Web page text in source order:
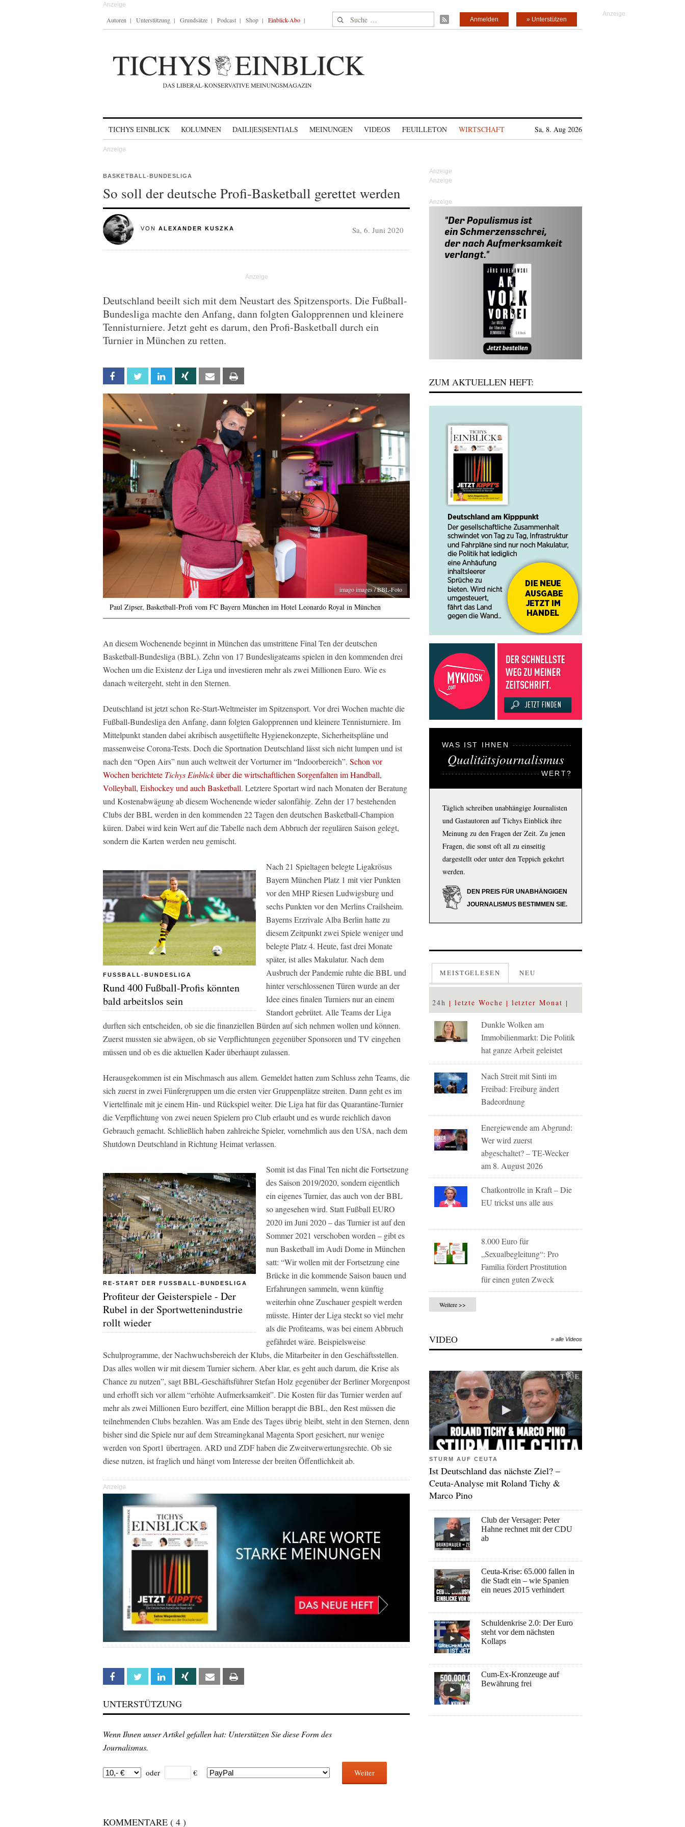
Autoren Unterstützung Grundsätze Podcast Shop Einblick-Abo Suche nach: » Unterstützen
Anmelden
TICHYS EINBLICK KOLUMNEN DAILI|ES|SENTIALS MEINUNGEN VIDEOS FEUILLETON WIRTSCHAFT Sa, 8. Aug 2026
BASKETBALL-BUNDESLIGA
So soll der deutsche Profi-Basketball gerettet werden
VON ALEXANDER KUSZKA Sa, 6. Juni 2020
Deutschland beeilt sich mit dem Neustart des Spitzensports. Die Fußball-
Bundesliga machte den Anfang, dann folgten Galopprennen und kleinere
Tennisturniere. Jetzt geht es darum, den Profi-Basketball durch ein
Turnier in München zu retten.
Facebook Twitter Linkedin Xing Email
imago images / BBL-Foto
Paul Zipser, Basketball-Profi vom FC Bayern München im Hotel Leonardo Royal in München
An diesem Wochenende beginnt in München das umstrittene Final Ten der deutschen
Basketball-Bundesliga (BBL). Zehn von 17 Bundesligateams spielen in den kommenden drei
Wochen um die Existenz der Liga und investieren mehr als zwei Millionen Euro. Wie es
danach weitergeht, steht in den Sternen.
Deutschland ist jetzt schon Re-Start-Weltmeister im Spitzensport. Vor drei Wochen machte die
Fußball-Bundesliga den Anfang, dann folgten Galopprennen und kleinere Tennisturniere. Im
Mittelpunkt standen dabei akribisch ausgetüftelte Hygienekonzepte, Sicherheitspläne und
massenweise Corona-Tests. Doch die Sportnation Deutschland lässt sich nicht lumpen und ist
nach den “Open Airs” nun auch weltweit der Vorturner im “Indoorbereich”. Schon vor
Wochen berichtete Tichys Einblicküber die wirtschaftlichen Sorgenfalten im Handball,
Volleyball, Eishockey und auch Basketball. Letztere Sportart wird nach Monaten der Beratung
und Kostenabwägung ab diesem Wochenende wieder salonfähig. Zehn der 17 bestehenden
Clubs der BBL werden in den kommenden 22 Tagen den deutschen Basketball-Champion
küren. Dabei wird kein Wert auf die Tabelle nach dem Abbruch der regulären Saison gelegt,
sondern die Karten werden neu gemischt.
FUSSBALL-BUNDESLIGA
Rund 400 Fußball-Profis könnten
bald arbeitslos sein
Nach 21 Spieltagen belegte Ligakrösus
Bayern München Platz 1 mit vier Punkten
vor den MHP Riesen Ludwigsburg und
sechs Punkten vor den Merlins Crailsheim.
Bayerns Erzrivale Alba Berlin hatte zu
diesem Zeitpunkt zwei Spiele weniger und
belegte Platz 4. Heute, fast drei Monate
später, ist alles Makulatur. Nach dem
Ausbruch der Pandemie ruhte die BBL und
hinter verschlossenen Türen wurde an der
Idee eines finalen Turniers nur an einem
Standort gebrütet. Alle Teams der Liga
durften sich entscheiden, ob sie die finanziellen Bürden auf sich nehmen wollen und können.
Zuerst mussten sie abwägen, ob sie Verpflichtungen gegenüber Sponsoren und TV eingehen
müssen und ob es die aktuellen Kader überhaupt zulassen.
Herausgekommen ist ein Mischmasch aus allem. Gemeldet hatten zum Schluss zehn Teams, die
sich zuerst in zwei Fünfergruppen um die ersten vier Gruppenplätze streiten. Dann geht es im
Viertelfinale mit je einem Hin- und Rückspiel weiter. Die Liga hat für das Quarantäne-Turnier
die Verpflichtung von zwei neuen Spielern pro Club erlaubt und es wurde reichlich davon
Gebrauch gemacht. Schließlich haben zahlreiche Spieler, vornehmlich aus den USA, nach dem
Shutdown Deutschland in Richtung Heimat verlassen.
RE-START DER FUSSBALL-BUNDESLIGA
Profiteur der Geisterspiele - Der
Rubel in der Sportwettenindustrie
rollt wieder
Somit ist das Final Ten nicht die Fortsetzung
des Saison 2019/2020, sondern eigentlich
ein eigenes Turnier, das auch von der BBL
so angesehen wird. Statt Fußball EURO
2020 im Juni 2020 – das Turnier ist auf den
Sommer 2021 verschoben worden – gibt es
nun Basketball im Audi Dome in München
satt: “Wir wollen mit der Fortsetzung eine
Brücke in die kommende Saison bauen und
Erfahrungen sammeln, wenn künftig
weiterhin ohne Zuschauer gespielt werden
müsste. Hinter der Liga steckt so viel mehr
als die Profiteams, was bei einem Abbruch
gefährdet wäre. Beispielsweise
Schulprogramme, der Nachwuchsbereich der Klubs, die Mitarbeiter in den Geschäftsstellen.
Das alles wollen wir mit diesem Turnier sichern. Aber klar, es geht auch darum, die Krise als
Chance zu nutzen”, sagt BBL-Geschäftsführer Stefan Holz gegenüber der Berliner Morgenpost
und erhofft sich vor allem “erhöhte Aufmerksamkeit”. Die Kosten für das Turnier werden auf
mehr als zwei Millionen Euro beziffert, eine Million berappt die BBL, den Rest müssen die
teilnehmenden Clubs bezahlen. Was am Ende des Tages übrig bleibt, steht in den Sternen, denn
bisher sind die Spiele nur auf dem Streamingkanal Magenta Sport gesichert, nur wenige
werden von Sport1 übertragen. ARD und ZDF haben die Zweitverwertungsrechte. Ob sie
diese nutzen, ist fraglich und hängt vom Interesse der breiten Öffentlichkeit ab.
Anzeige
Facebook Twitter Linkedin Xing Email
UNTERSTÜTZUNG
Wenn Ihnen unser Artikel gefallen hat: Unterstützen Sie diese Form des
Journalismus.
oder € Weiter
KOMMENTARE ( 4 )
Anzeige
ZUM AKTUELLEN HEFT:
WAS IST IHNEN
Qualitätsjournalismus
WERT?
Täglich schreiben unabhängige Journalisten
und Gastautoren auf Tichys Einblick ihre
Meinung zu den Fragen der Zeit. Zu jenen
Fragen, die sonst oft all zu einseitig
dargestellt oder unter den Teppich gekehrt
werden.
DEN PREIS FÜR UNABHÄNGIGEN
JOURNALISMUS BESTIMMEN SIE.
MEISTGELESEN NEU
24h letzte Woche letzter Monat
Dunkle Wolken am
Immobilienmarkt: Die Politik
hat ganze Arbeit geleistet
Nach Streit mit Sinti im
Freibad: Freiburg ändert
Badeordnung
Energiewende am Abgrund:
Wer wird zuerst
abgeschaltet? – TE-Wecker
am 8. August 2026
Chatkontrolle in Kraft – Die
EU trickst uns alle aus
8.000 Euro für
„Sexualbegleitung“: Pro
Familia fördert Prostitution
für einen guten Zweck
Weitere >>
VIDEO » alle Videos
STURM AUF CEUTA
Ist Deutschland das nächste Ziel? –
Ceuta-Analyse mit Roland Tichy &
Marco Pino
Club der Versager: Peter
Hahne rechnet mit der CDU
ab
Ceuta-Krise: 65.000 fallen in
die Stadt ein – wie Spanien
ein neues 2015 verhindert
Schuldenkrise 2.0: Der Euro
steht vor dem nächsten
Kollaps
Cum-Ex-Kronzeuge auf
Bewährung frei